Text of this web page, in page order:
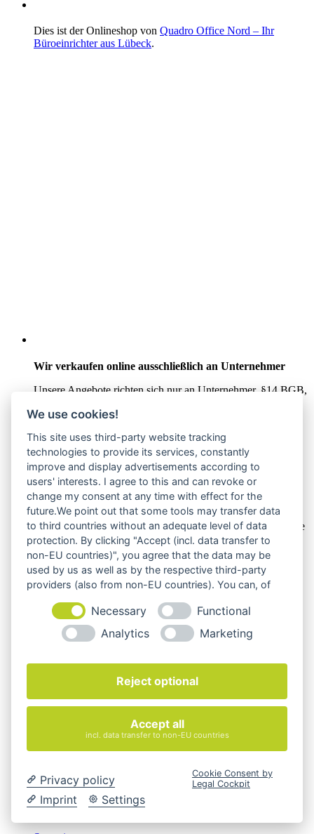
Dies ist der Onlineshop von Quadro Office Nord – Ihr
Büroeinrichter aus Lübeck.
Wir verkaufen online ausschließlich an Unternehmer
Unsere Angebote richten sich nur an Unternehmer, §14 BGB,
Personengesellschaften, die bei Abschluss eines
selbständigen beruflichen Tätigkeit handeln. Wir schließen
keine Verträge mit Verbrauchern,§ 13 BGB.
Hinweis zu Produktabbildungen
Die Produktbilder der Artikel zeigen Beispiele, die in der
Ausstattung, Farbe oder Konfiguration von der
Artikelbeschreibung abweichen können. Maßgeblich sind die
Beschreibungen und Abbildungen im unverbindlichen
Angebot. Gerne konfigurieren wir das ausgewählte Produkt
genau nach Ihren Vorstellungen.
Cookie-Einstellungen ändern
Über Uns
Magazin
Versandarten
Widerrufsbelehrung
© 2026 Quadro Office Nord - Ihr Büroeinrichter
We use cookies!
This site uses third-party website tracking
technologies to provide its services, constantly
improve and display advertisements according to
users' interests. I agree to this and can revoke or
change my consent at any time with effect for the
future.We point out that some tools may transfer data
to third countries without an adequate level of data
protection. By clicking "Accept (incl. data transfer to
non-EU countries)", you agree that the data may be
used by us as well as by the respective third-party
providers (also from non-EU countries). You can, of
Necessary
Functional
Analytics
Marketing
Reject optional
Accept all
incl. data transfer to non-EU countries
Privacy policy
Imprint
Settings
Cookie Consent by
Legal Cockpit